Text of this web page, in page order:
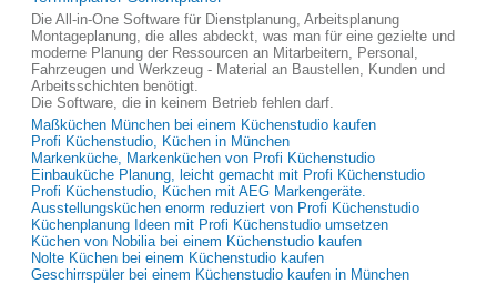
Die All-in-One Software für Dienstplanung, Arbeitsplanung
Montageplanung, die alles abdeckt, was man für eine gezielte und
moderne Planung der Ressourcen an Mitarbeitern, Personal,
Fahrzeugen und Werkzeug - Material an Baustellen, Kunden und
Arbeitsschichten benötigt.
Die Software, die in keinem Betrieb fehlen darf.
Maßküchen München bei einem Küchenstudio kaufen
Profi Küchenstudio, Küchen in München
Markenküche, Markenküchen von Profi Küchenstudio
Einbauküche Planung, leicht gemacht mit Profi Küchenstudio
Profi Küchenstudio, Küchen mit AEG Markengeräte.
Ausstellungsküchen enorm reduziert von Profi Küchenstudio
Küchenplanung Ideen mit Profi Küchenstudio umsetzen
Küchen von Nobilia bei einem Küchenstudio kaufen
Nolte Küchen bei einem Küchenstudio kaufen
Geschirrspüler bei einem Küchenstudio kaufen in München